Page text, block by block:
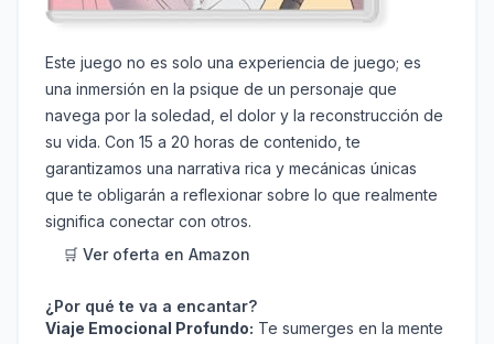
Este juego no es solo una experiencia de juego; es
una inmersión en la psique de un personaje que
navega por la soledad, el dolor y la reconstrucción de
su vida. Con 15 a 20 horas de contenido, te
garantizamos una narrativa rica y mecánicas únicas
que te obligarán a reflexionar sobre lo que realmente
significa conectar con otros.
🛒 Ver oferta en Amazon
¿Por qué te va a encantar?
Viaje Emocional Profundo: Te sumerges en la mente